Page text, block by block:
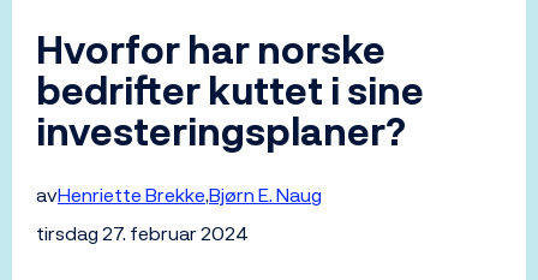
Hvorfor har norske
bedrifter kuttet i sine
investeringsplaner?
avHenriette BrekkeBjørn E. Naug
tirsdag 27. februar 2024